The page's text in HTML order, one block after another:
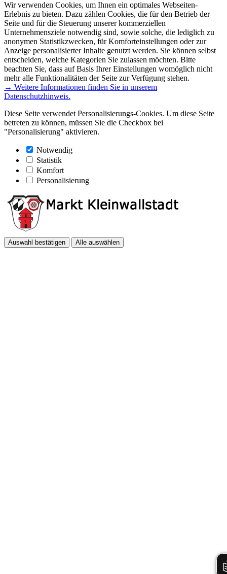
Wir verwenden Cookies, um Ihnen ein optimales Webseiten-
Erlebnis zu bieten. Dazu zählen Cookies, die für den Betrieb der
Seite und für die Steuerung unserer kommerziellen
Unternehmensziele notwendig sind, sowie solche, die lediglich zu
anonymen Statistikzwecken, für Komforteinstellungen oder zur
Anzeige personalisierter Inhalte genutzt werden. Sie können selbst
entscheiden, welche Kategorien Sie zulassen möchten. Bitte
beachten Sie, dass auf Basis Ihrer Einstellungen womöglich nicht
mehr alle Funktionalitäten der Seite zur Verfügung stehen.
→ Weitere Informationen finden Sie in unserem
Datenschutzhinweis.
Diese Seite verwendet Personalisierungs-Cookies. Um diese Seite
betreten zu können, müssen Sie die Checkbox bei
"Personalisierung" aktivieren.
Notwendig
Statistik
Komfort
Personalisierung
Auswahl bestätigen Alle auswählen